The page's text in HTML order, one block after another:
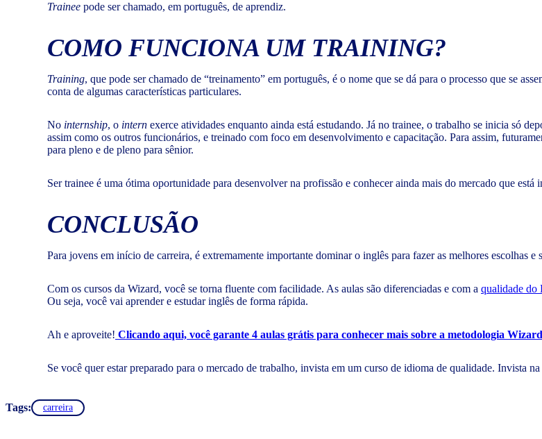
Trainee pode ser chamado, em português, de aprendiz.
COMO FUNCIONA UM TRAINING?
Training, que pode ser chamado de “treinamento” em português, é o nome que se dá para o processo que se
conta de algumas características particulares.
No internship, o intern exerce atividades enquanto ainda está estudando. Já no trainee, o trabalho se inicia só
assim como os outros funcionários, e treinado com foco em desenvolvimento e capacitação. Para assim,
para pleno e de pleno para sênior.
Ser trainee é uma ótima oportunidade para desenvolver na profissão e conhecer ainda mais do mercado que está
CONCLUSÃO
Para jovens em início de carreira, é extremamente importante dominar o inglês para fazer as melhores escolhas e
Com os cursos da Wizard, você se torna fluente com facilidade. As aulas são diferenciadas e com a qualidade do
Ou seja, você vai aprender e estudar inglês de forma rápida.
Ah e aproveite! Clicando aqui, você garante 4 aulas grátis para conhecer mais sobre a metodologia
Se você quer estar preparado para o mercado de trabalho, invista em um curso de idioma de qualidade. Invista
Tags: carreira